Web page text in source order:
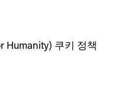
Humanity) 쿠키 정책